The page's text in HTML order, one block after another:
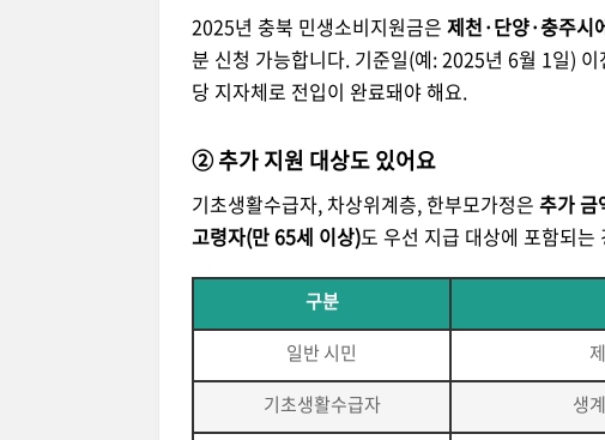
2025년 충북 민생소비지원금은 제천·단양·충주시
분 신청 가능합니다. 기준일(예: 2025년 6월 1일)
당 지자체로 전입이 완료돼야 해요.
② 추가 지원 대상도 있어요
기초생활수급자, 차상위계층, 한부모가정은 추가 금
고령자(만 65세 이상)도 우선 지급 대상에 포함되는
구분
일반 시민
기초생활수급자
생